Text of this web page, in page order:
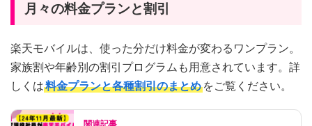
月々の料金プランと割引
楽天モバイルは、使った分だけ料金が変わるワンプラン。
家族割や年齢別の割引プログラムも用意されています。詳
しくは料金プランと各種割引のまとめ をご覧ください。
関連記事